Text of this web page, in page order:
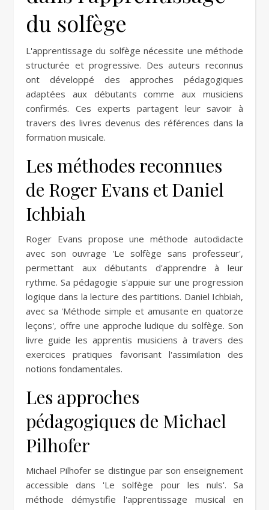
du solfège
L'apprentissage du solfège nécessite une méthode
structurée et progressive. Des auteurs reconnus
ont développé des approches pédagogiques
adaptées aux débutants comme aux musiciens
confirmés. Ces experts partagent leur savoir à
travers des livres devenus des références dans la
formation musicale.
Les méthodes reconnues
de Roger Evans et Daniel
Ichbiah
Roger Evans propose une méthode autodidacte
avec son ouvrage 'Le solfège sans professeur',
permettant aux débutants d'apprendre à leur
rythme. Sa pédagogie s'appuie sur une progression
logique dans la lecture des partitions. Daniel Ichbiah,
avec sa 'Méthode simple et amusante en quatorze
leçons', offre une approche ludique du solfège. Son
livre guide les apprentis musiciens à travers des
exercices pratiques favorisant l'assimilation des
notions fondamentales.
Les approches
pédagogiques de Michael
Pilhofer
Michael Pilhofer se distingue par son enseignement
accessible dans 'Le solfège pour les nuls'. Sa
méthode démystifie l'apprentissage musical en